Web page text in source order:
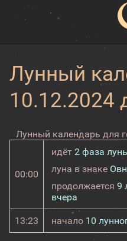
Лунный
10.12.2024
Лунный календарь для
00:00
идёт 2 фаза
луна в знаке
продолжается 9
вчера
13:23 начало 10